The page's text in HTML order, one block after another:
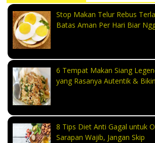
Stop Makan Telur Rebus
Batas Aman Per Hari Biar
6 Tempat Makan Siang
yang Rasanya Autentik &
8 Tips Diet Anti Gagal untuk
Sarapan Wajib, Jangan Skip